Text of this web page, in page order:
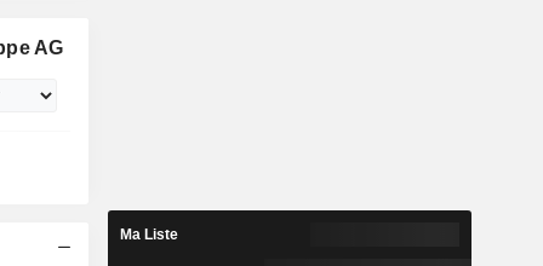
AG
Ma Liste